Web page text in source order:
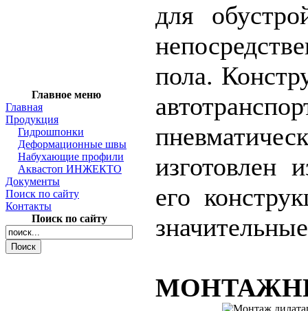
Главное меню
Главная
Продукция
Гидрошпонки
Деформационные швы
Набухающие профили
Аквастоп ИНЖЕКТО
Документы
Поиск по сайту
Контакты
Поиск по сайту
для
пола.
изготовлен
его